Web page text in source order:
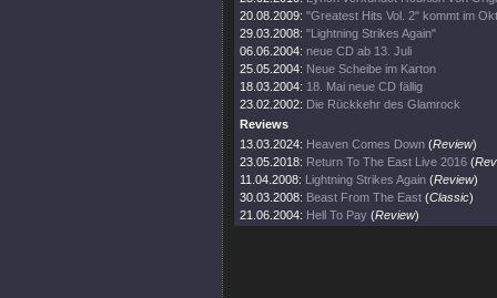
20.08.2009: "Greatest Hits Vol. 2" kommt im
29.03.2008: "Lightning Strikes Again"
06.06.2004: neue CD ab 13. Juli
25.05.2004: Neue Scheibe im Karton
18.03.2004: 18. Mai neue CD fällig
23.02.2002: Die Rückkehr des Glamrock
Reviews
13.03.2024: Heaven Comes Down (Review)
23.05.2018: Return To The East Live 2016 (
11.04.2008: Lightning Strikes Again (Review)
30.03.2008: Beast From The East (Classic)
21.06.2004: Hell To Pay (Review)